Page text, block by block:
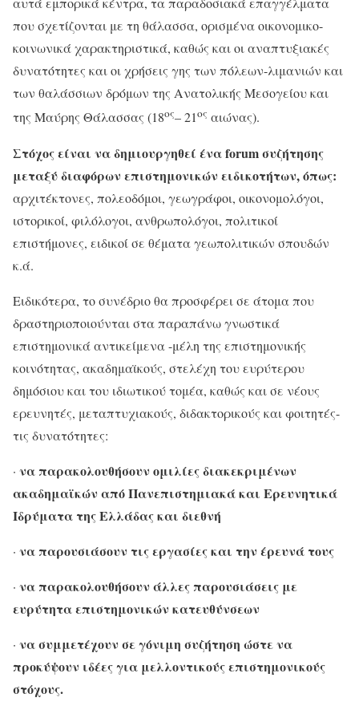
που σχετίζονται με τη θάλασσα, ορισμένα οικονομικο-
κοινωνικά χαρακτηριστικά, καθώς και οι αναπτυξιακές
δυνατότητες και οι χρήσεις γης των πόλεων-λιμανιών και
των θαλάσσιων δρόμων της Ανατολικής Μεσογείου και
της Μαύρης Θάλασσας (18ος– 21ος αιώνας).
Στόχος είναι να δημιουργηθεί ένα forum συζήτησης
μεταξύ διαφόρων επιστημονικών ειδικοτήτων, όπως:
αρχιτέκτονες, πολεοδόμοι, γεωγράφοι, οικονομολόγοι,
ιστορικοί, φιλόλογοι, ανθρωπολόγοι, πολιτικοί
επιστήμονες, ειδικοί σε θέματα γεωπολιτικών σπουδών
κ.ά.
Ειδικότερα, το συνέδριο θα προσφέρει σε άτομα που
δραστηριοποιούνται στα παραπάνω γνωστικά
επιστημονικά αντικείμενα -μέλη της επιστημονικής
κοινότητας, ακαδημαϊκούς, στελέχη του ευρύτερου
δημόσιου και του ιδιωτικού τομέα, καθώς και σε νέους
ερευνητές, μεταπτυχιακούς, διδακτορικούς και φοιτητές-
τις δυνατότητες:
· να παρακολουθήσουν ομιλίες διακεκριμένων
ακαδημαϊκών από Πανεπιστημιακά και Ερευνητικά
Ιδρύματα της Ελλάδας και διεθνή
· να παρουσιάσουν τις εργασίες και την έρευνά τους
· να παρακολουθήσουν άλλες παρουσιάσεις με
ευρύτητα επιστημονικών κατευθύνσεων
· να συμμετέχουν σε γόνιμη συζήτηση ώστε να
προκύψουν ιδέες για μελλοντικούς επιστημονικούς
στόχους.